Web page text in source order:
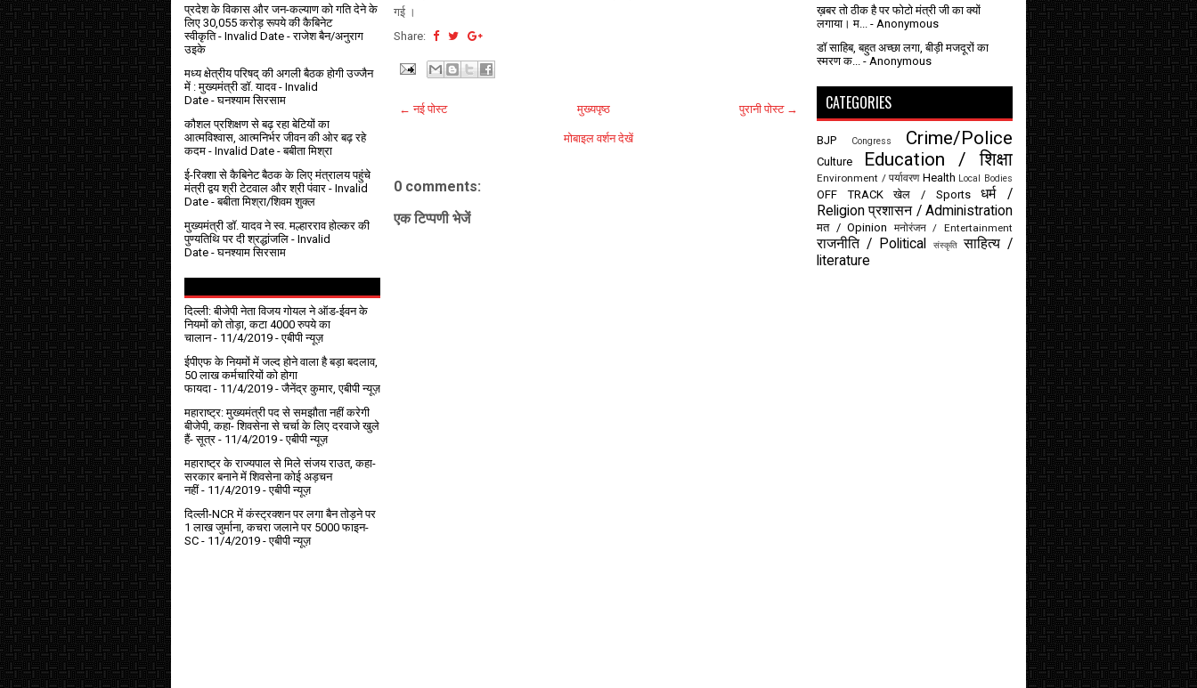
गई ।
Share:
← नई पोस्ट पुरानी पोस्ट →
मुख्यपृष्ठ
मोबाइल वर्शन देखें
0 comments:
एक टिप्पणी भेजें
प्रदेश के विकास और जन-कल्याण को गति देने के
लिए 30,055 करोड़ रूपये की कैबिनेट
स्वीकृति- Invalid Date - राजेश बैन/अनुराग
उइके
मध्य क्षेत्रीय परिषद् की अगली बैठक होगी उज्जैन
में : मुख्यमंत्री डॉ. यादव- Invalid
Date - घनश्याम सिरसाम
कौशल प्रशिक्षण से बढ़ रहा बेटियों का
आत्मविश्वास, आत्मनिर्भर जीवन की ओर बढ़ रहे
कदम - Invalid Date - बबीता मिश्रा
ई-रिक्शा से कैबिनेट बैठक के लिए मंत्रालय पहुंचे
मंत्री द्वय श्री टेटवाल और श्री पंवार - Invalid
Date - बबीता मिश्रा/शिवम शुक्ल
मुख्यमंत्री डॉ. यादव ने स्व. मल्हारराव होल्कर की
पुण्यतिथि पर दी श्रद्धांजलि - Invalid
Date - घनश्याम सिरसाम
दिल्ली: बीजेपी नेता विजय गोयल ने ऑड-ईवन के
नियमों को तोड़ा, कटा 4000 रुपये का
चालान- 11/4/2019 - एबीपी न्यूज़
ईपीएफ के नियमों में जल्द होने वाला है बड़ा बदलाव,
50 लाख कर्मचारियों को होगा
फायदा - 11/4/2019 - जैनेंद्र कुमार, एबीपी न्यूज़
महाराष्ट्र: मुख्यमंत्री पद से समझौता नहीं करेगी
बीजेपी, कहा- शिवसेना से चर्चा के लिए दरवाजे खुले
हैं- सूत्र - 11/4/2019 - एबीपी न्यूज़
महाराष्ट्र के राज्यपाल से मिले संजय राउत, कहा-
सरकार बनाने में शिवसेना कोई अड़चन
नहीं- 11/4/2019 - एबीपी न्यूज़
दिल्ली-NCR में कंस्ट्रक्शन पर लगा बैन तोड़ने पर
1 लाख जुर्माना, कचरा जलाने पर ₹5000 फाइन-
SC - 11/4/2019 - एबीपी न्यूज़
ख़बर तो ठीक है पर फोटो मंत्री जी का क्यों
लगाया। म...
- Anonymous
डॉ साहिब, बहुत अच्छा लगा, बीड़ी मजदूरों का
स्मरण क...
- Anonymous
CATEGORIES
BJP Congress Crime/Police
Culture Education / शिक्षा
Environment / पर्यावरण Health Local Bodies
OFF TRACK खेल / Sports
धर्म /
Religion प्रशासन / Administration
मत / Opinion मनोरंजन / Entertainment
राजनीति / Political संस्कृति साहित्य /
literature